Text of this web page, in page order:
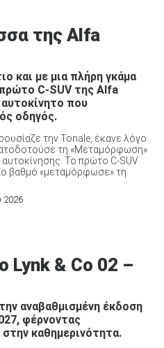
της Alfa
και με μια πλήρη γκάμα
C-SUV της Alfa
αυτοκίνητο που
οδηγός.
την Tonale, έκανε λόγο
τη «Μεταμόρφωση»
Το πρώτο C-SUV
βαθμό «μεταμόρφωσε» τη
2026
Lynk & Co 02 –
αναβαθμισμένη έκδοση
φέρνοντας
καθημερινότητα.